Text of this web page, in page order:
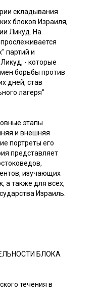
складывания
блоков Израиля,
Ликуд. На
партий и
- которые
борьбы против
дней, став
лагеря"
этапы
и внешняя
портреты его
представляет
изучающих
а также для всех,
Израиль.
БЛОКА
течения в